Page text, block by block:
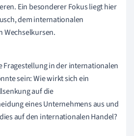
Ein besonderer Fokus liegt hier
dem internationalen
Wechselkursen.
Fragestellung in der internationalen
sein: Wie wirkt sich ein
auf die
eines Unternehmens aus und
auf den internationalen Handel?